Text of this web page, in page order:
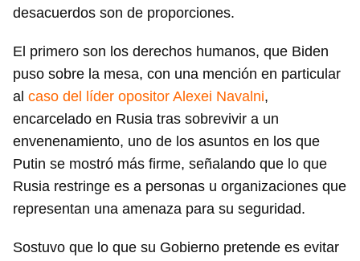
desacuerdos son de proporciones.
El primero son los derechos humanos, que Biden
puso sobre la mesa, con una mención en particular
al caso del líder opositor Alexei Navalni,
encarcelado en Rusia tras sobrevivir a un
envenenamiento, uno de los asuntos en los que
Putin se mostró más firme, señalando que lo que
Rusia restringe es a personas u organizaciones que
representan una amenaza para su seguridad.
Sostuvo que lo que su Gobierno pretende es evitar